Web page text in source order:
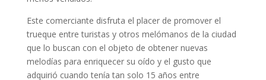
Este comerciante disfruta el placer de promover el
trueque entre turistas y otros melómanos de la ciudad
que lo buscan con el objeto de obtener nuevas
melodías para enriquecer su oído y el gusto que
adquirió cuando tenía tan solo 15 años entre